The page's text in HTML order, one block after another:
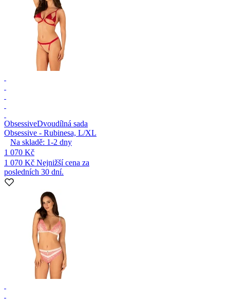
ObsessiveDvoudílná sada
Obsessive - Rubinesa, L/XL
Na skladě: 1-2 dny
1 070 Kč
1 070 Kč Nejnižší cena za
posledních 30 dní.